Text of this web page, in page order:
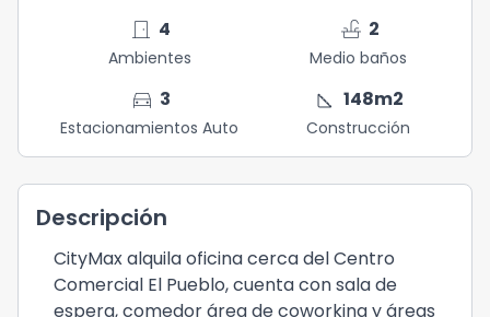
door_front 4
Ambientes
faucet 2
Medio baños
directions_car 3
Estacionamientos Auto
square_foot 148m2
Construcción
Descripción
CityMax alquila oficina cerca del Centro
Comercial El Pueblo, cuenta con sala de
espera, comedor área de coworking y áreas